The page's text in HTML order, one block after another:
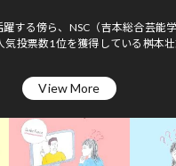
する傍ら、NSC（吉本総合芸能
気投票数1位を獲得している桝本
View More